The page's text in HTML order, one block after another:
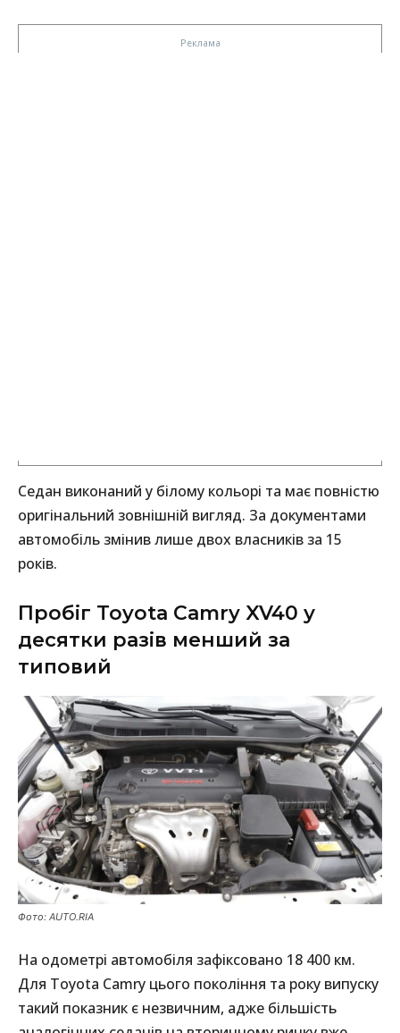
Седан виконаний у білому кольорі та має повністю
оригінальний зовнішній вигляд. За документами
автомобіль змінив лише двох власників за 15
років.
Пробіг Toyota Camry XV40 у
десятки разів менший за
типовий
Фото: AUTO.RIA
На одометрі автомобіля зафіксовано 18 400 км.
Для Toyota Camry цього покоління та року випуску
такий показник є незвичним, адже більшість